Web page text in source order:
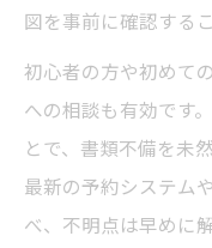
図を事前に確認する
初心者の方や初めて
への相談も有効です
とで、書類不備を未
最新の予約システム
べ、不明点は早めに